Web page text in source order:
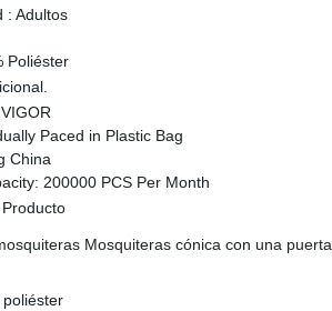
: Adultos
Poliéster
Paced in Plastic Bag
China
200000 PCS Per Month
Mosquiteras cónica con una puerta